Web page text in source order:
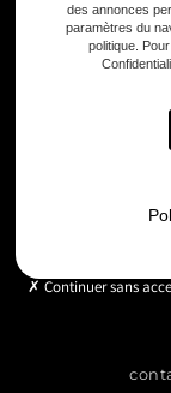
11
des annonces
paramètres du
politique.
Continuer sans